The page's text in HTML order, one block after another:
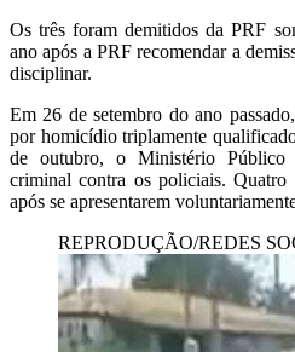
Os três foram demitidos da PRF
ano após a PRF recomendar a
disciplinar.
Em 26 de setembro do ano
por homicídio triplamente
de outubro, o Ministério Público
criminal contra os policiais. Quatro
após se apresentarem
REPRODUÇÃO/REDES